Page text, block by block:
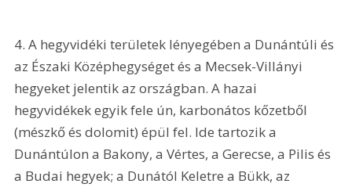
4. A hegyvidéki területek lényegében a Dunántúli és
az Északi Középhegységet és a Mecsek-Villányi
hegyeket jelentik az országban. A hazai
hegyvidékek egyik fele ún, karbonátos kőzetből
(mészkő és dolomit) épül fel. Ide tartozik a
Dunántúlon a Bakony, a Vértes, a Gerecse, a Pilis és
a Budai hegyek; a Dunától Keletre a Bükk, az